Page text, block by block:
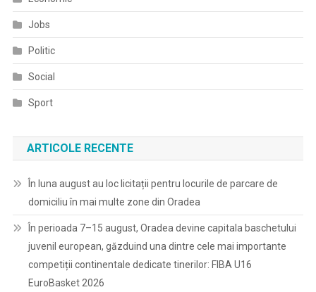
Jobs
Politic
Social
Sport
ARTICOLE RECENTE
În luna august au loc licitații pentru locurile de parcare de
domiciliu în mai multe zone din Oradea
În perioada 7–15 august, Oradea devine capitala baschetului
juvenil european, găzduind una dintre cele mai importante
competiții continentale dedicate tinerilor: FIBA U16
EuroBasket 2026